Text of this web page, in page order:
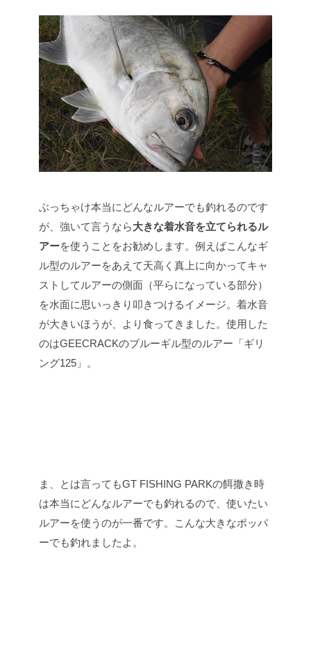
ぶっちゃけ本当にどんなルアーでも釣れるのです
が、強いて言うなら大きな着水音を立てられるル
アーを使うことをお勧めします。例えばこんなギ
ル型のルアーをあえて天高く真上に向かってキャ
ストしてルアーの側面（平らになっている部分）
を水面に思いっきり叩きつけるイメージ。着水音
が大きいほうが、より食ってきました。使用した
のはGEECRACKのブルーギル型のルアー「ギリ
ング125」。
ま、とは言ってもGT FISHING PARKの餌撒き時
は本当にどんなルアーでも釣れるので、使いたい
ルアーを使うのが一番です。こんな大きなポッパ
ーでも釣れましたよ。